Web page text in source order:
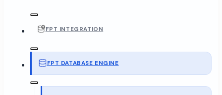
FPT INTEGRATION
FPT DATABASE ENGINE